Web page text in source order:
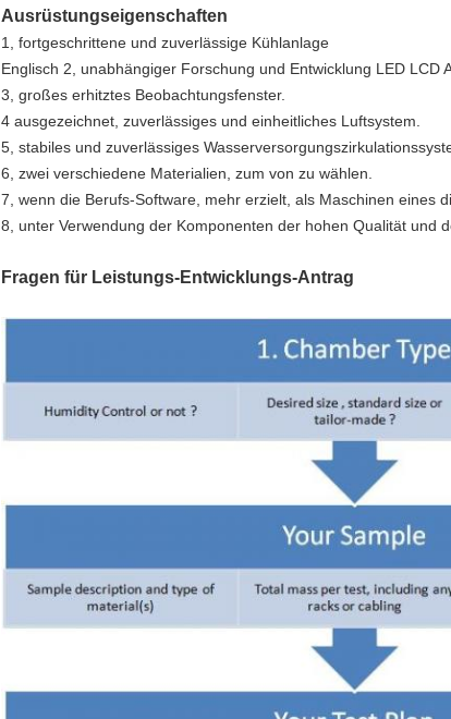
Ausrüstungseigenschaften
1, fortgeschrittene und zuverlässige Kühlanlage
Englisch 2, unabhängiger Forschung und Entwicklung LED LCD
3, großes erhitztes Beobachtungsfenster.
4 ausgezeichnet, zuverlässiges und einheitliches Luftsystem.
5, stabiles und zuverlässiges
6, zwei verschiedene Materialien, zum von zu wählen.
7, wenn die Berufs-Software, mehr erzielt, als Maschinen eines
8, unter Verwendung der Komponenten der hohen Qualität und
Fragen für Leistungs-Entwicklungs-Antrag